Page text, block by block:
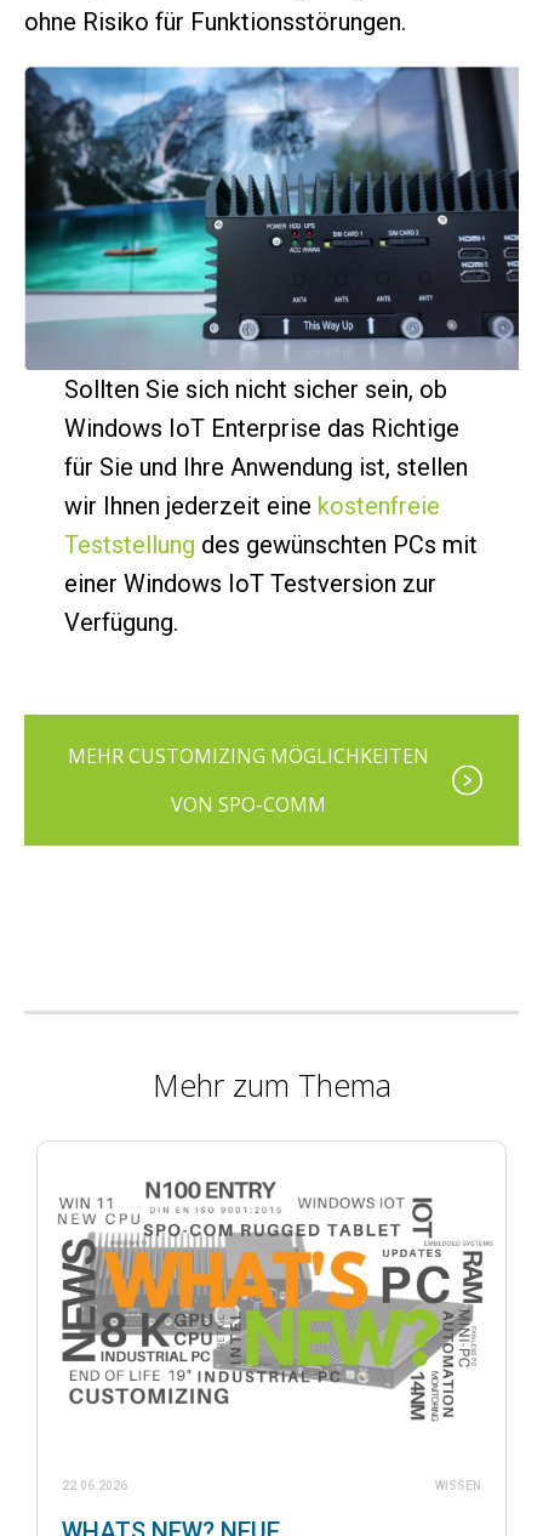
ohne Risiko für Funktionsstörungen.
Sollten Sie sich nicht sicher sein, ob
Windows IoT Enterprise das Richtige
für Sie und Ihre Anwendung ist, stellen
wir Ihnen jederzeit eine kostenfreie
Teststellung des gewünschten PCs mit
einer Windows IoT Testversion zur
Verfügung.
MEHR CUSTOMIZING MÖGLICHKEITEN
VON SPO-COMM
Mehr zum Thema
22.06.2026 WISSEN